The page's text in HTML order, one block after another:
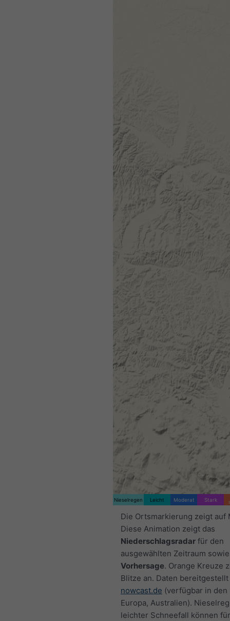
Nieselregen Leicht Moderat Stark
Die Ortsmarkierung zeigt auf
Diese Animation zeigt das
Niederschlagsradar für den
ausgewählten Zeitraum
Vorhersage. Orange Kreuze
Blitze an. Daten
nowcast.de (verfügbar in den
Europa, Australien).
leichter Schneefall können